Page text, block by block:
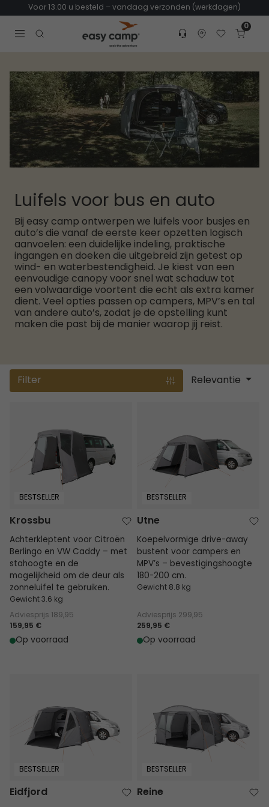
Voor 13.00 u besteld – vandaag verzonden (werkdagen)
Open search modal
Customer service
Find dealer
Favorites
Cart
0
Luifels voor bus en auto
Bij easy camp ontwerpen we luifels voor busjes en
auto’s die vanaf de eerste keer opzetten logisch
aanvoelen: een duidelijke indeling, praktische
ingangen en doeken die uitgebreid zijn getest op
wind- en waterbestendigheid. Je kiest van een
eenvoudige canopy voor snel wat schaduw tot
een volwaardige voortent die echt als extra kamer
dient. Veel opties passen op campers, MPV’s en tal
van andere auto’s, zodat je de opstelling kunt
maken die past bij de manier waarop jij reist.
Filter Relevantie
BESTSELLER
Krossbu
Achterkleptent voor Citroën
Berlingo en VW Caddy – met
stahoogte en de
mogelijkheid om de deur als
zonneluifel te gebruiken.
Gewicht 3.6 kg
Adviesprijs 189,95
159,95 €
Op voorraad
BESTSELLER
Utne
Koepelvormige drive-away
bustent voor campers en
MPV’s – bevestigingshoogte
180-200 cm.
Gewicht 8.8 kg
Adviesprijs 299,95
259,95 €
Op voorraad
BESTSELLER
Eidfjord
BESTSELLER
Reine